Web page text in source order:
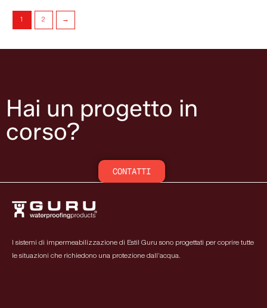
1 2 →
Hai un progetto in
corso?
CONTATTI
I sistemi di impermeabilizzazione di Estil Guru sono progettati per coprire tutte
le situazioni che richiedono una protezione dall’acqua.